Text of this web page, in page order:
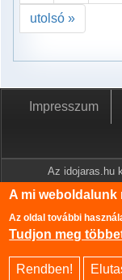
utolsó »
Impresszum
Az idojaras.hu
A
szóló 1999. évi
írásos
Az oldalon
Meteorológiai
A mi
Az oldal további
Tudjon meg
Rendben!